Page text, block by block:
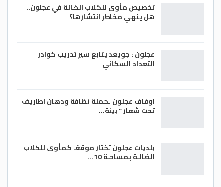
تخصيص مأوى للكلاب الضالة في عجلون..
هل ينهي مخاطر انتشارها؟
عجلون : جويعد يتابع سير تدريب كوادر
التعداد السكاني
اوقاف عجلون بحملة نظافة ودهان اطاريف
تحت شعار ” بيئة…
بلديات عجلون تختار موقعًا كمأوى للكلاب
الضالـة بمساحـة 10…